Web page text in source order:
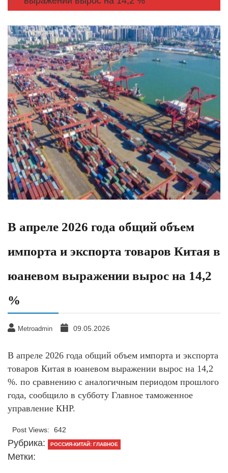
В апреле 2026 года общий объем
импорта и экспорта товаров Китая в
юаневом выражении вырос на 14,2
%
Metroadmin 09.05.2026
В апреле 2026 года общий объем импорта и экспорта
товаров Китая в юаневом выражении вырос на 14,2
%. по сравнению с аналогичным периодом прошлого
года, сообщило в субботу Главное таможенное
управление КНР.
Post Views: 642
Рубрика: РОССИЯ-КИТАЙ: ГЛАВНОЕ
Метки: